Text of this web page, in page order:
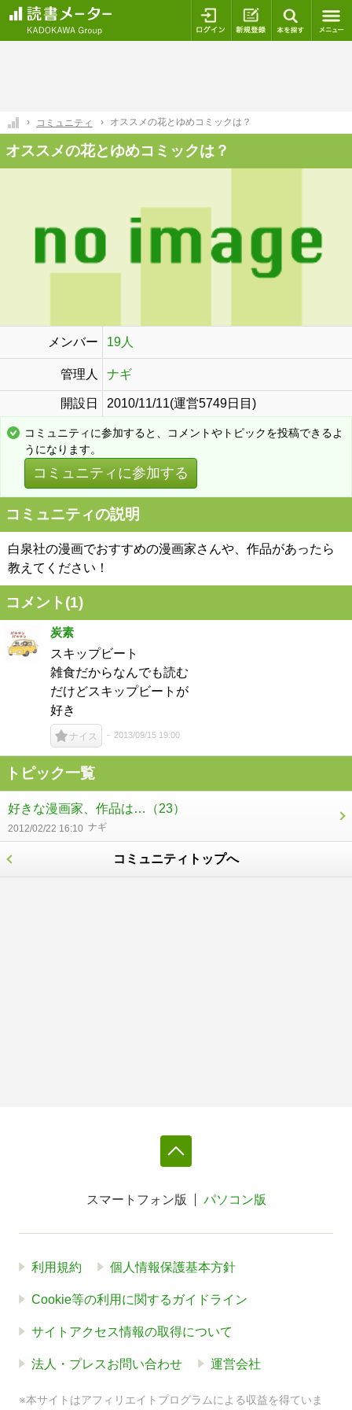
ログイン 新規登録
コミュニティ オススメの花とゆめコミックは？
オススメの花とゆめコミックは？
メンバー 19人
管理人 ナギ
開設日 2010/11/11(運営5749日目)
コミュニティに参加すると、コメントやトピックを投稿できるよ
うになります。
コミュニティに参加する
コミュニティの説明
白泉社の漫画でおすすめの漫画家さんや、作品があったら
教えてください！
コメント(1)
炭素
スキップビート
雑食だからなんでも読む
だけどスキップビートが
好き
ナイス 2013/09/15 19:00
トピック一覧
好きな漫画家、作品は… （23）
2012/02/22 16:10 ナギ
コミュニティトップへ
スマートフォン版 パソコン版
利用規約 個人情報保護基本方針
Cookie等の利用に関するガイドライン
サイトアクセス情報の取得について
法人・プレスお問い合わせ 運営会社
※本サイトはアフィリエイトプログラムによる収益を得ていま